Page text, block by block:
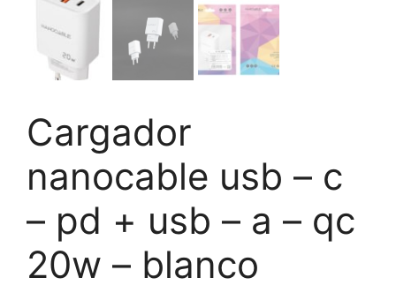
Cargador
nanocable usb – c
– pd + usb – a – qc
20w – blanco